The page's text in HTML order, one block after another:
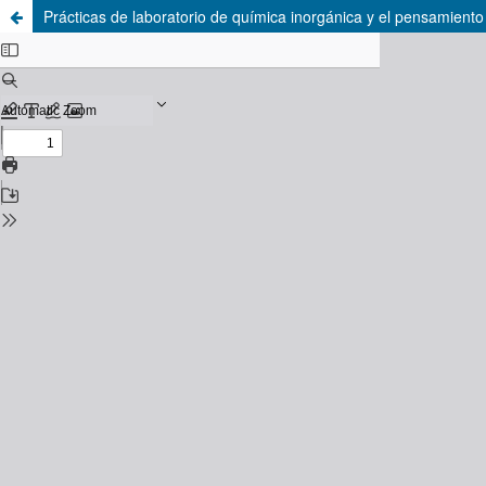
Prácticas de laboratorio de química inorgánica y el